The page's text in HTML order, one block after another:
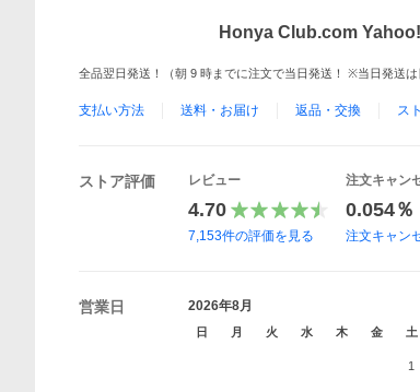
Honya Club.com
全品翌日発送！（朝 9 時までに注文で当日発送！ ※当日発送
支払い方法 送料・お届け 返品・交換 ス
ストア評価 レビュー
4.70
7,153件の評価を見る
注文キャン
0.054％
注文キャン
営業日 2026年8月
日 月 火 水 木 金 土
1